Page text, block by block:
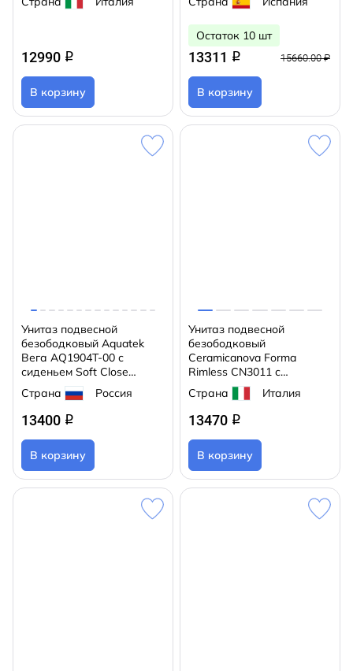
(микролифт)
12990 q
В корзину
Остаток 10 шт
13311 q 15660.00 ₽
В корзину
Унитаз подвесной
безободковый Aquatek
Вега AQ1904T-00 с
сиденьем Soft Close
(микролифт)
Страна Россия
13400 q
В корзину
Унитаз подвесной
безободковый
Ceramicanova Forma
Rimless CN3011 с
сиденьем быстросъемным
Soft Close (микролифт)
Страна Италия
13470 q
В корзину